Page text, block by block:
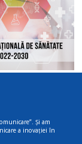
Și am
a inovației în